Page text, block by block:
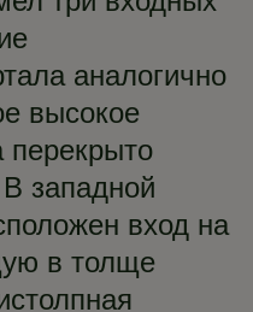
аналогично
высокое
перекрыто
западной
вход на
в толще